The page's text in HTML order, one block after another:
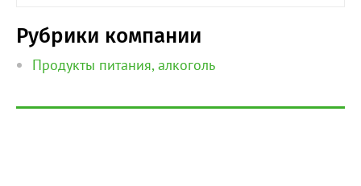
Рубрики компании
Продукты питания, алкоголь